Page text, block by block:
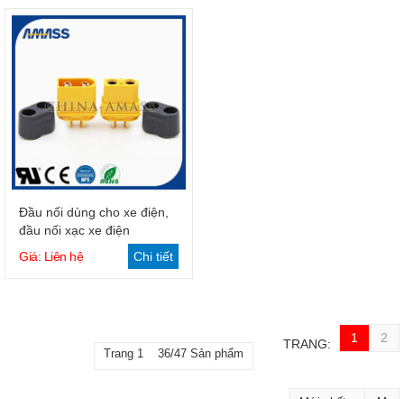
Giỏ hàng
Đầu nối dùng cho xe điện,
đầu nối xạc xe điện
Giá: Liên hệ
Chi tiết
TRANG: 1 2
Trang 1 36/47 Sản phẩm